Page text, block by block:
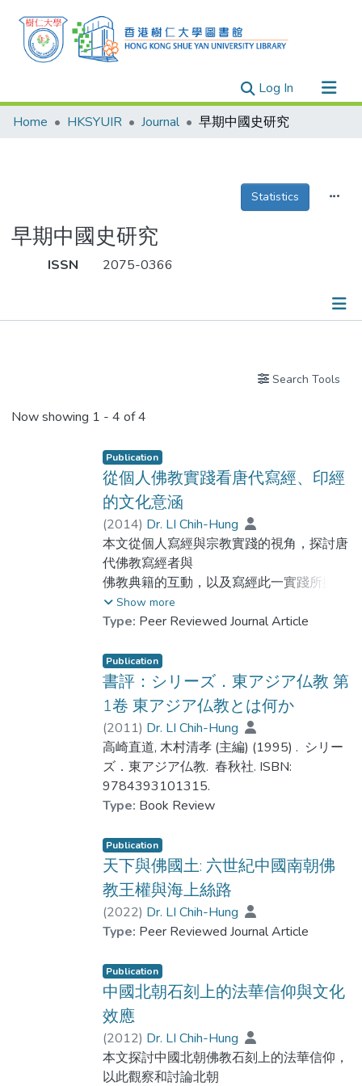
Log In(current)
Research Outputs
Theses
Home HKSYUIR Journal 早期中國史研究
Statistics
早期中國史研究
ISSN 2075-0366
Search Tools
Now showing 1 - 4 of 4
Publication
從個人佛教實踐看唐代寫經、印經
的文化意涵
(2014) Dr. LI Chih-Hung
本文從個人寫經與宗教實踐的視角，探討唐
代佛教寫經者與
佛教典籍的互動，以及寫經此一實踐所擁有
的特殊意義，進一步
分析、比較佛教寫本與印本在使用上的異
代佛教印刷術的使用與寫本文化的認識。在
唐代，寫經是佛教信
眾相當重要的宗教實踐之一，透過抄寫經
典，個人可以與佛教經
典建立起相當私人且特殊的聯繫。另外，寫
經常須伴隨相應的儀
式進行，透過儀式性的寫經，賦予被抄寫的
經典特殊的宗教意義。
值得注意的是，唐代寫經最核心的意義並不
在於流通、保存佛教
經典，而更為重視個人透過寫經的宗教實踐
與從中獲得的宗教經
驗與功德。相較之下，透過印刷術所印製的
佛教印本則只具有保
存、流通佛教典籍的功能，無法取代佛教儀
與體驗。直到唐末，佛教寫本仍是主流，佛
教印本的地位相當次
要，人們即便取得印本，仍舊是以寫本的方
式來使用印本。印刷
術的發明與使用並未能成功挑戰寫經在佛教
實踐中所具有的影響
Show more
Type: Peer Reviewed Journal Article
Publication
書評：シリーズ．東アジア仏教 第
1卷 東アジア仏教とは何か
(2011) Dr. LI Chih-Hung
高崎直道, 木村清孝 (主編) (1995) . ‎ シリー
ズ．東アジア仏教. ‎ 春秋社. ISBN:
9784393101315.
Type: Book Review
Publication
天下與佛國土: 六世紀中國南朝佛
教王權與海上絲路
(2022) Dr. LI Chih-Hung
Type: Peer Reviewed Journal Article
Publication
中國北朝石刻上的法華信仰與文化
效應
(2012) Dr. LI Chih-Hung
本文探討中國北朝佛教石刻上的法華信仰，
以此觀察和討論北朝